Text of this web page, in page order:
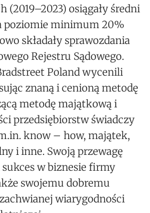
osiągały średni
poziomie minimum 20%
składały sprawozdania
Rejestru Sądowego.
Poland wycenili
znaną i cenioną metodę
metodę majątkową i
przedsiębiorstw świadczy
know – how, majątek,
i inne. Swoją przewagę
w biznesie firmy
swojemu dobremu
wiarygodności